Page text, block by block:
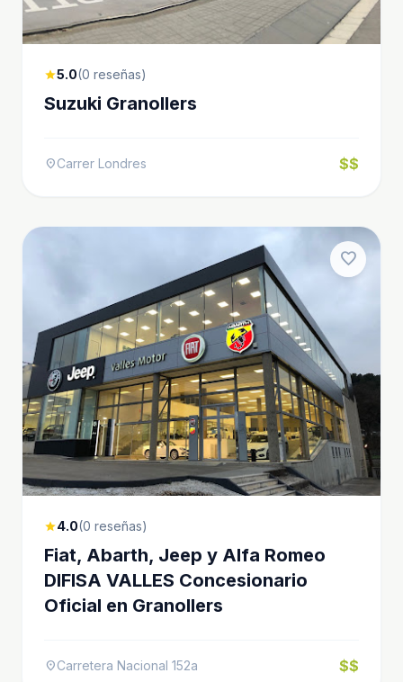
star5.0(0 reseñas)
Suzuki Granollers
location_onCarrer Londres $$
favorite
star4.0(0 reseñas)
Fiat, Abarth, Jeep y Alfa Romeo
DIFISA VALLES Concesionario
Oficial en Granollers
location_onCarretera Nacional 152a $$